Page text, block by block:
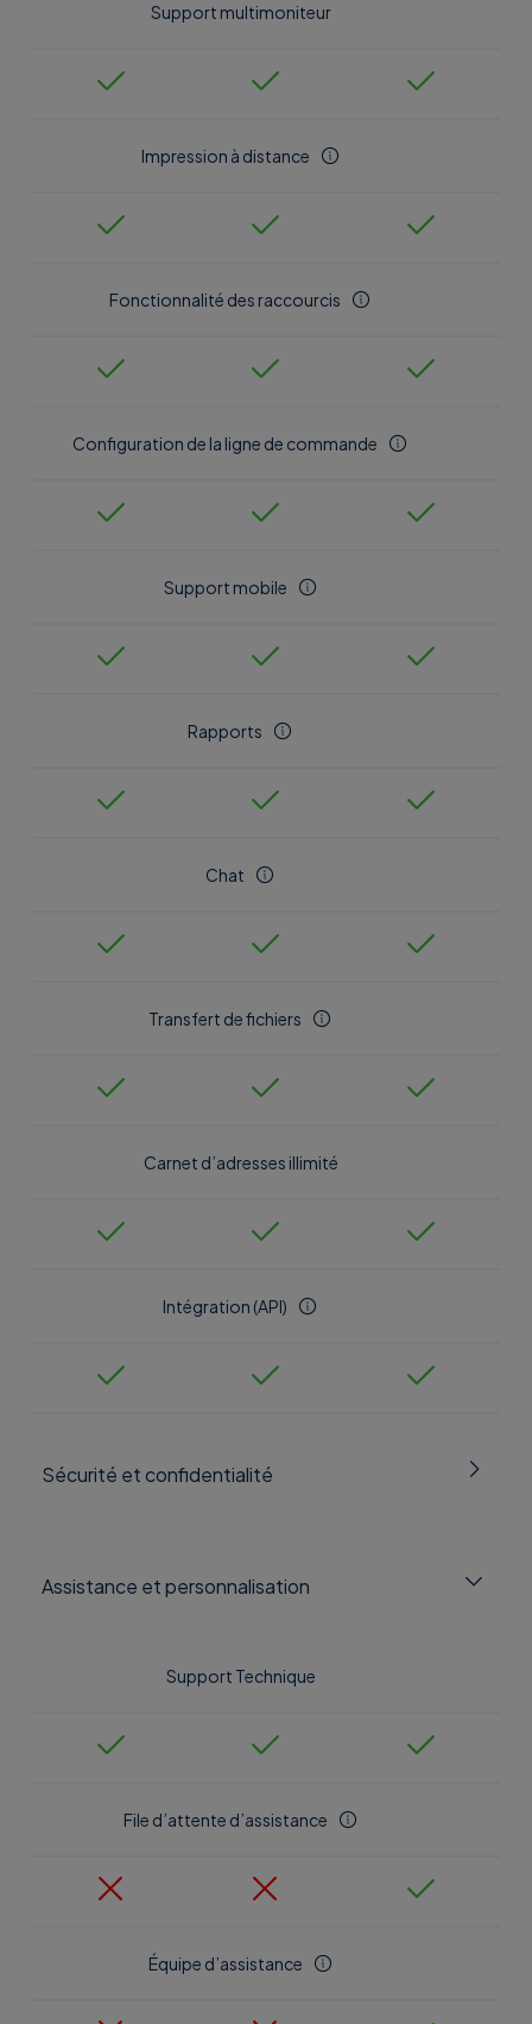
Support multimoniteur
Impression à distance
Fonctionnalité des raccourcis
Configuration de la ligne de commande
Support mobile
Rapports
Chat
Transfert de fichiers
Carnet d’adresses illimité
Intégration (API)
Sécurité et confidentialité
Assistance et personnalisation
Support Technique
File d’attente d’assistance
Équipe d’assistance